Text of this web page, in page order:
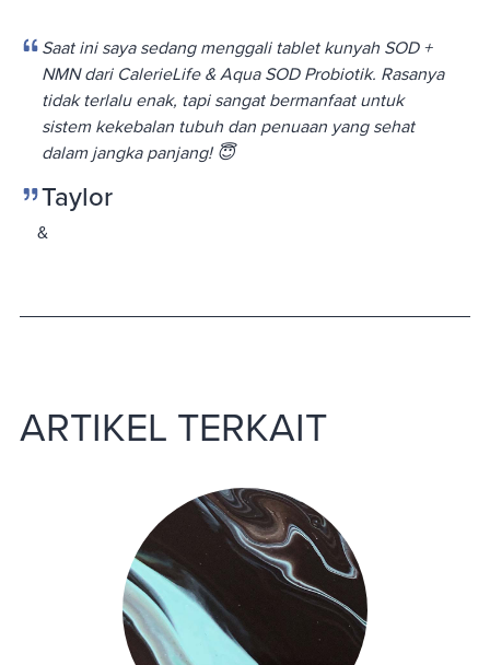
Saat ini saya sedang menggali tablet kunyah SOD +
NMN dari CalerieLife & Aqua SOD Probiotik. Rasanya
tidak terlalu enak, tapi sangat bermanfaat untuk
sistem kekebalan tubuh dan penuaan yang sehat
dalam jangka panjang! 😇
Taylor
ARTIKEL TERKAIT